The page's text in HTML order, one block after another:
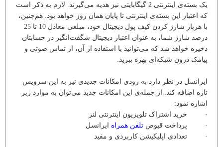
یک بسته‌ی اینترنتی 2 گیگابایتی نیز هدیه می‌گیرند. لازم به ذکر است
که اعتبار این بسته‌ی اینترنتی تا پایان همان روز خواهد بود. هم‌چنین،
با هربار شارژ کردن کیف پول دیجیتال خود، مبلغی معادل 10 تا 25
درصد شارژ شما، به عنوان اعتبار دیجیتال شگفت‌انگیز در حسابتان
ذخیره خواهد شد که می‌توانید با استفاده از آن، از تماس صوتی و
پیامک درون شبکه‌ای بهره ببرید.
ایرانسل در نظر دارد به زودی امکانات جدیدی نیز به این سرویس
تازه اضافه کند. از جمله‌ی این امکانات جدید می‌توان به موارد زیر
اشاره نمود:
· خرید اشتراک تلویزیون اینترنتی لنز
· پرداخت قبوض تلفن همراه ایرانسل
· تعدادی اپلیکیشن کاربردی و مفید